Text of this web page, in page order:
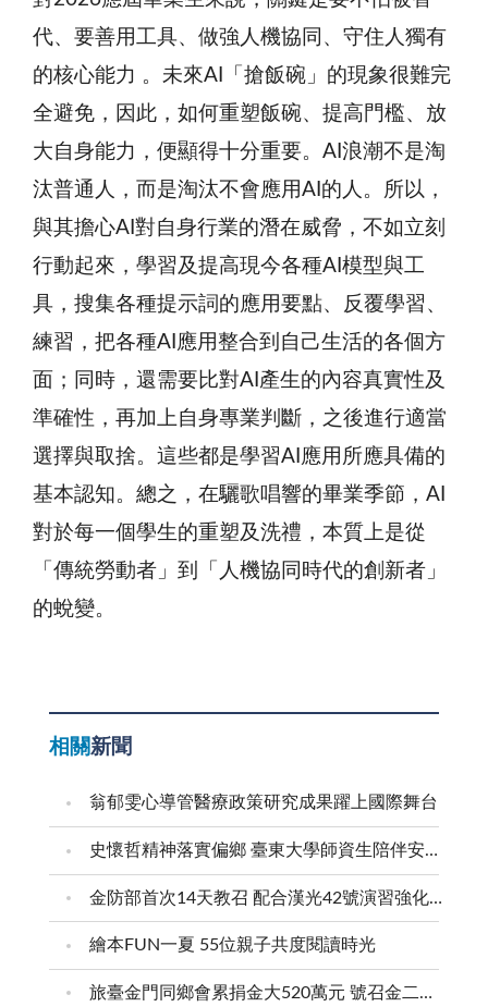
代、要善用工具、做強人機協同、守住人獨有
的核心能力 。未來AI「搶飯碗」的現象很難完
全避免，因此，如何重塑飯碗、提高門檻、放
大自身能力，便顯得十分重要。AI浪潮不是淘
汰普通人，而是淘汰不會應用AI的人。所以，
與其擔心AI對自身行業的潛在威脅，不如立刻
行動起來，學習及提高現今各種AI模型與工
具，搜集各種提示詞的應用要點、反覆學習、
練習，把各種AI應用整合到自己生活的各個方
面；同時，還需要比對AI產生的內容真實性及
準確性，再加上自身專業判斷，之後進行適當
選擇與取捨。這些都是學習AI應用所應具備的
基本認知。總之，在驪歌唱響的畢業季節，AI
對於每一個學生的重塑及洗禮，本質上是從
「傳統勞動者」到「人機協同時代的創新者」
的蛻變。
相關新聞
翁郁雯心導管醫療政策研究成果躍上國際舞台
史懷哲精神落實偏鄉 臺東大學師資生陪伴安瀾學子成長
金防部首次14天教召 配合漢光42號演習強化防衛戰力
繪本FUN一夏 55位親子共度閱讀時光
旅臺金門同鄉會累捐金大520萬元 號召金二代金三代返鄉求學